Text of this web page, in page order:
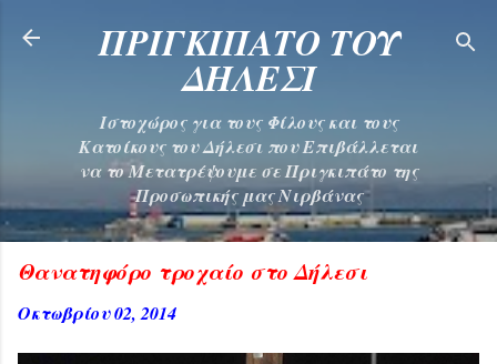
Μετάβαση στο κύριο περιεχόμενο
ΠΡΙΓΚΙΠΑΤΟ ΤΟΥ
ΔΗΛΕΣΙ
Ιστοχώρος για τους Φίλους και τους
Κατοίκους του Δήλεσι που Επιβάλλεται
να το Μετατρέψουμε σε Πριγκιπάτο της
Προσωπικής μας Νιρβάνας
Θανατηφόρο τροχαίο στο Δήλεσι
Οκτωβρίου 02, 2014